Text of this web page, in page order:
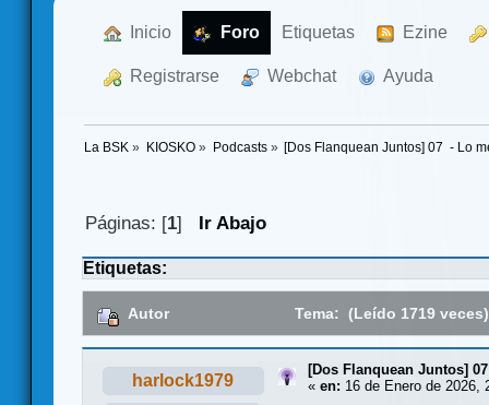
Inicio Foro Etiquetas Ezine
Registrarse Webchat Ayuda
La BSK » KIOSKO» Podcasts» [Dos Flanquean Juntos] 07  - Lo
Páginas: [1] Ir Abajo
Etiquetas:
Autor Tema: (Leído 1719 veces)
harlock1979
[Dos Flanquean Juntos]
« en: 16 de Enero de 2026,